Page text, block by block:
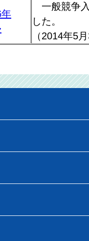
一般競争
した。
（2014年5